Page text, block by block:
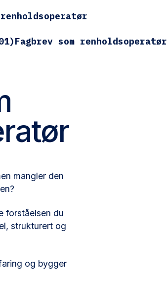
Fagbrev som renholdsoperatør
mangler den
forståelsen du
strukturert og
og bygger